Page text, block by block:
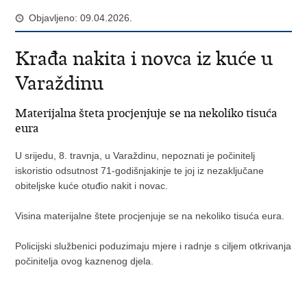
Objavljeno: 09.04.2026.
Krađa nakita i novca iz kuće u
Varaždinu
Materijalna šteta procjenjuje se na nekoliko tisuća
eura
U srijedu, 8. travnja, u Varaždinu, nepoznati je počinitelj
iskoristio odsutnost 71-godišnjakinje te joj iz nezaključane
obiteljske kuće otuđio nakit i novac.
Visina materijalne štete procjenjuje se na nekoliko tisuća eura.
Policijski službenici poduzimaju mjere i radnje s ciljem otkrivanja
počinitelja ovog kaznenog djela.